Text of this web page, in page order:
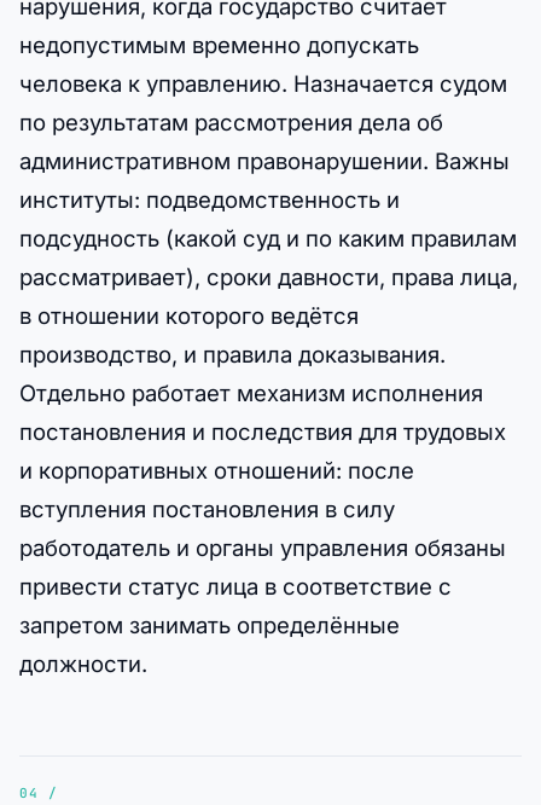
нарушения, когда государство считает
недопустимым временно допускать
человека к управлению. Назначается судом
по результатам рассмотрения дела об
административном правонарушении. Важны
институты: подведомственность и
подсудность (какой суд и по каким правилам
рассматривает), сроки давности, права лица,
в отношении которого ведётся
производство, и правила доказывания.
Отдельно работает механизм исполнения
постановления и последствия для трудовых
и корпоративных отношений: после
вступления постановления в силу
работодатель и органы управления обязаны
привести статус лица в соответствие с
запретом занимать определённые
должности.